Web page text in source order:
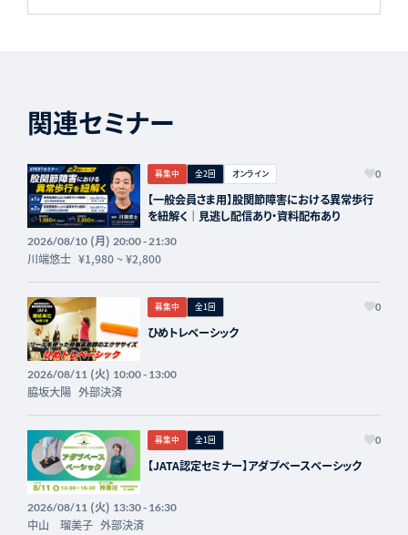
関連セミナー
募集中 全2回 オンライン 0
【一般会員さま用】股関節障害における異常歩行
を紐解く｜見逃し配信あり・資料配布あり
2026/08/10(月) 20:00 - 21:30
川端悠士 ¥1,980~¥2,800
募集中 全1回 0
ひめトレベーシック
2026/08/11(火) 10:00 - 13:00
脇坂大陽 外部決済
募集中 全1回 0
【JATA認定セミナー】アダプベースベーシック
2026/08/11(火) 13:30 - 16:30
中山 瑠美子 外部決済